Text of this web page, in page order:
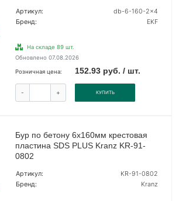
Артикул:
db-6-160-2x4
Бренд:
EKF
На складе 89 шт.
Обновлено 07.08.2026
Розничная цена: 152.93 руб. / шт.
- + КУПИТЬ
Бур по бетону 6х160мм крестовая
пластина SDS PLUS Kranz KR-91-
0802
Артикул:
KR-91-0802
Бренд:
Kranz